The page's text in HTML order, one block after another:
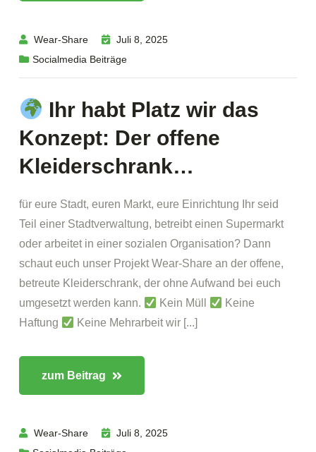
Wear-Share
Juli 8, 2025
Socialmedia Beiträge
Ihr habt Platz wir das
Konzept: Der offene
Kleiderschrank…
für eure Stadt, euren Markt, eure Einrichtung Ihr seid
Teil einer Stadtverwaltung, betreibt einen Supermarkt
oder arbeitet in einer sozialen Organisation? Dann
schaut euch unser Projekt Wear-Share an der offene,
betreute Kleiderschrank, der ohne Aufwand bei euch
umgesetzt werden kann.
Kein Müll
Keine
Haftung
Keine Mehrarbeit wir [...]
zum Beitrag
Wear-Share
Juli 8, 2025